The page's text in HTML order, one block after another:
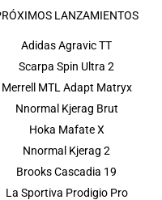
LANZAMIENTOS
Adidas Agravic TT
Scarpa Spin Ultra 2
Merrell MTL Adapt Matryx
Nnormal Kjerag Brut
Hoka Mafate X
Nnormal Kjerag 2
Brooks Cascadia 19
La Sportiva Prodigio Pro